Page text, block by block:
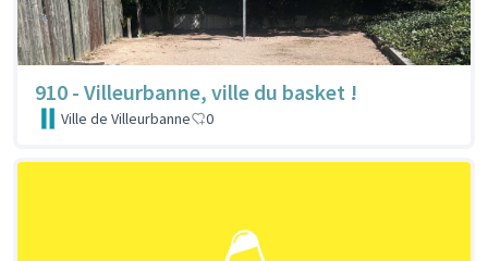
910 - Villeurbanne, ville du basket !
Ville de Villeurbanne 0